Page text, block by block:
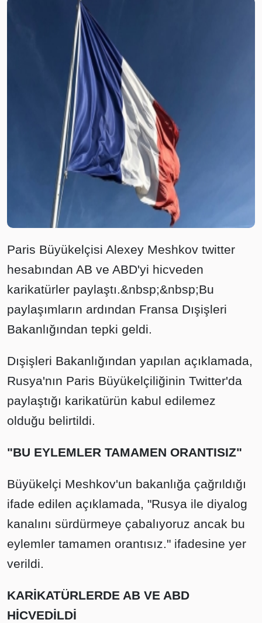
Paris Büyükelçisi Alexey Meshkov twitter
hesabından AB ve ABD'yi hicveden
karikatürler paylaştı.&nbsp;&nbsp;Bu
paylaşımların ardından Fransa Dışişleri
Bakanlığından tepki geldi.
Dışişleri Bakanlığından yapılan açıklamada,
Rusya'nın Paris Büyükelçiliğinin Twitter'da
paylaştığı karikatürün kabul edilemez
olduğu belirtildi.
"BU EYLEMLER TAMAMEN ORANTISIZ"
Büyükelçi Meshkov'un bakanlığa çağrıldığı
ifade edilen açıklamada, "Rusya ile diyalog
kanalını sürdürmeye çabalıyoruz ancak bu
eylemler tamamen orantısız." ifadesine yer
verildi.
KARİKATÜRLERDE AB VE ABD
HİCVEDİLDİ